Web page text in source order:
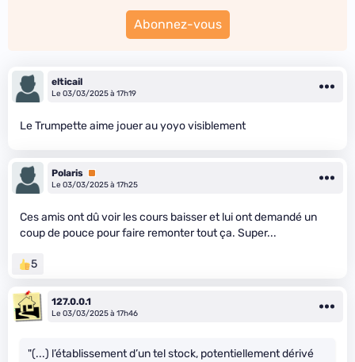
Abonnez-vous
elticail
Le 03/03/2025 à 17h19
Le Trumpette aime jouer au yoyo visiblement
Polaris Premium
Le 03/03/2025 à 17h25
Ces amis ont dû voir les cours baisser et lui ont demandé un
coup de pouce pour faire remonter tout ça. Super...
5
127.0.0.1
Le 03/03/2025 à 17h46
"(...) l’établissement d’un tel stock, potentiellement dérivé